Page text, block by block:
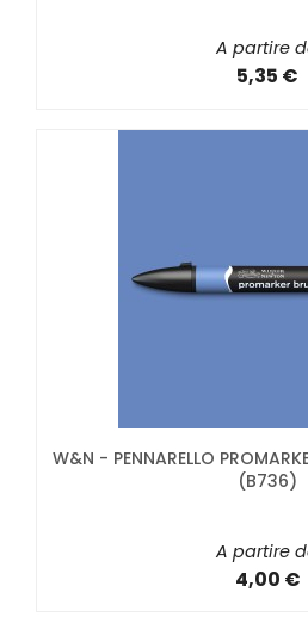
A partire
5,35 €
W&N - PENNARELLO
(B736)
A partire
4,00 €